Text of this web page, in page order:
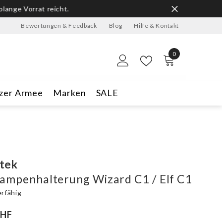
Vorrat reicht.
Bewertungen & Feedback Blog Hilfe & Kontakt
0
0
Armee Marken SALE
Wizard C1 / Elf C1